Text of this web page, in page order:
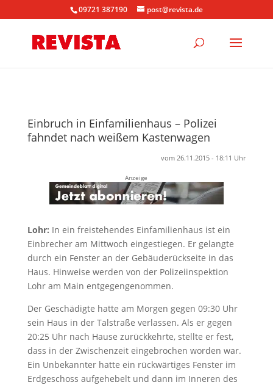
09721 387190 post@revista.de
Einbruch in Einfamilienhaus – Polizei
fahndet nach weißem Kastenwagen
vom 26.11.2015 - 18:11 Uhr
Anzeige
Lohr: In ein freistehendes Einfamilienhaus ist ein
Einbrecher am Mittwoch eingestiegen. Er gelangte
durch ein Fenster an der Gebäuderückseite in das
Haus. Hinweise werden von der Polizeiinspektion
Lohr am Main entgegengenommen.
Der Geschädigte hatte am Morgen gegen 09:30 Uhr
sein Haus in der Talstraße verlassen. Als er gegen
20:25 Uhr nach Hause zurückkehrte, stellte er fest,
dass in der Zwischenzeit eingebrochen worden war.
Ein Unbekannter hatte ein rückwärtiges Fenster im
Erdgeschoss aufgehebelt und dann im Inneren des